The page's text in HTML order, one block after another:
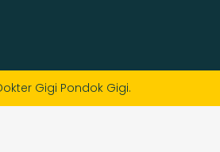
Gigi Pondok Gigi.